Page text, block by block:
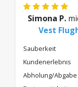
Simona P.
Vest
Sauberkeit
Kundenerlebnis
Abholung/Abgabe